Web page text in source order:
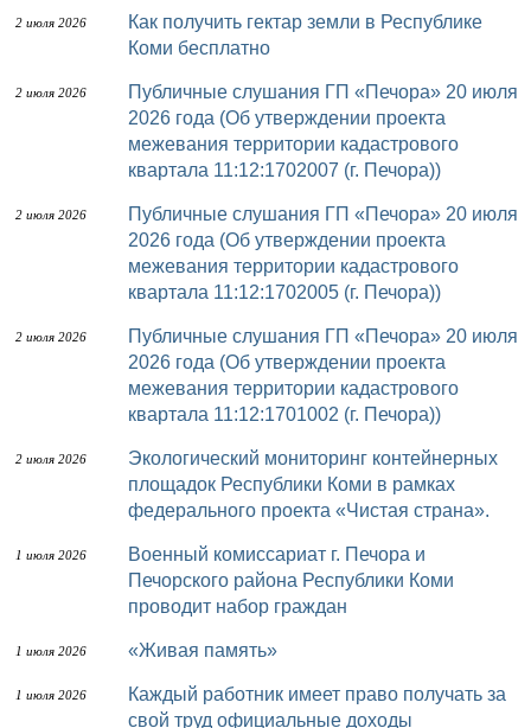
2 июля 2026
Как получить гектар земли в Республике
Коми бесплатно
2 июля 2026
Публичные слушания ГП «Печора» 20 июля
2026 года (Об утверждении проекта
межевания территории кадастрового
квартала 11:12:1702007 (г. Печора))
2 июля 2026
Публичные слушания ГП «Печора» 20 июля
2026 года (Об утверждении проекта
межевания территории кадастрового
квартала 11:12:1702005 (г. Печора))
2 июля 2026
Публичные слушания ГП «Печора» 20 июля
2026 года (Об утверждении проекта
межевания территории кадастрового
квартала 11:12:1701002 (г. Печора))
2 июля 2026
Экологический мониторинг контейнерных
площадок Республики Коми в рамках
федерального проекта «Чистая страна».
1 июля 2026
Военный комиссариат г. Печора и
Печорского района Республики Коми
проводит набор граждан
1 июля 2026 «Живая память»
1 июля 2026
Каждый работник имеет право получать за
свой труд официальные доходы